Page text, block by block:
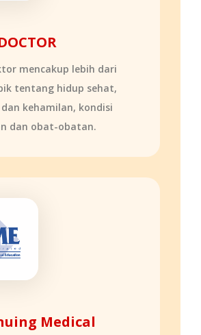
mencakup lebih dari
tentang hidup sehat,
kehamilan, kondisi
dan obat-obatan.
Medical